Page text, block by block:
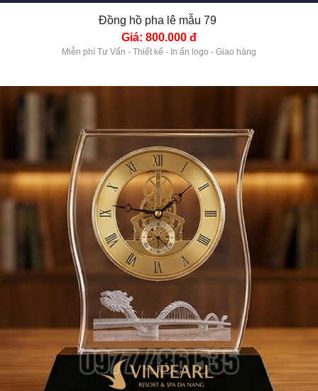
Đồng hồ pha lê mẫu 79
Giá: 800.000 đ
Miễn phí Tư Vấn - Thiết kế - In ấn logo - Giao hàng